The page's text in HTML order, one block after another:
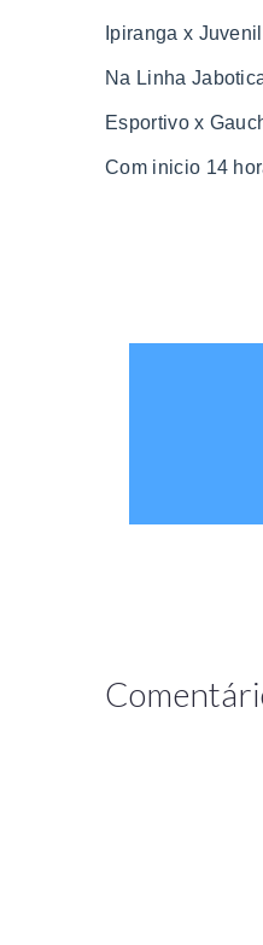
Ipiranga x Juvenil
Na Linha
Esportivo x
Com inicio 14